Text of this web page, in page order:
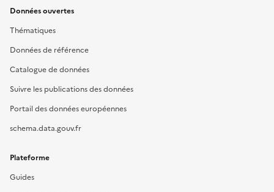
Données ouvertes
Thématiques
Données de référence
Catalogue de données
Suivre les publications des données
Portail des données européennes
schema.data.gouv.fr
Plateforme
Guides